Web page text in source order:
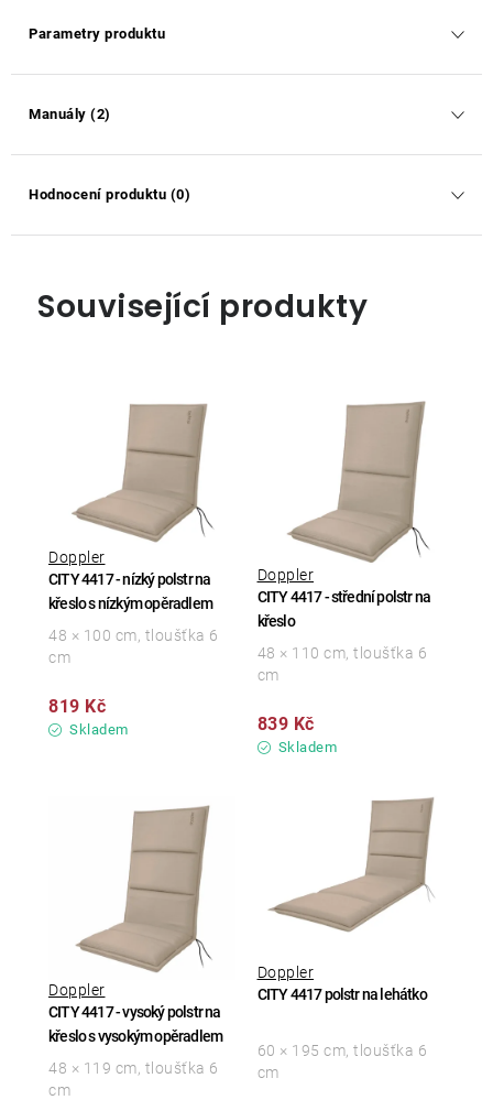
Parametry produktu
Manuály (2)
Hodnocení produktu (0)
Související produkty
CITY 4417 - nízký polstr na
křeslo s nízkým opěradlem
Doppler
Skladem
819 Kč
48 × 100 cm, tloušťka 6
cm
CITY 4417 - střední polstr na
křeslo
Doppler
Skladem
839 Kč
48 × 110 cm, tloušťka 6
cm
CITY 4417 - vysoký polstr na
křeslo s vysokým opěradlem
Doppler
48 × 119 cm, tloušťka 6
cm
CITY 4417 polstr na lehátko
Doppler
60 × 195 cm, tloušťka 6
cm